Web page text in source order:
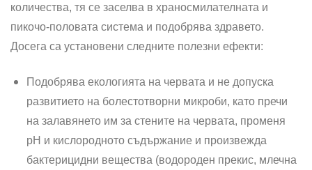
количества, тя се заселва в храносмилателната и
пикочо-половата система и подобрява здравето.
Досега са установени следните полезни ефекти:
Подобрява екологията на червата и не допуска
развитието на болестотворни микроби, като пречи
на залавянето им за стените на червата, променя
рН и кислородното съдържание и произвежда
бактерицидни вещества (водороден прекис, млечна